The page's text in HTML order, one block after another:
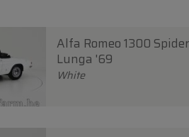
Alfa Romeo 1300
Lunga '69
White